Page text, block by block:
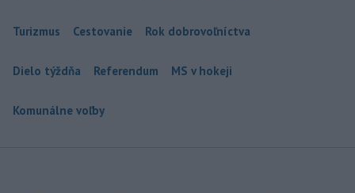
Turizmus Cestovanie Rok dobrovoľníctva
Dielo týždňa Referendum MS v hokeji
Komunálne voľby